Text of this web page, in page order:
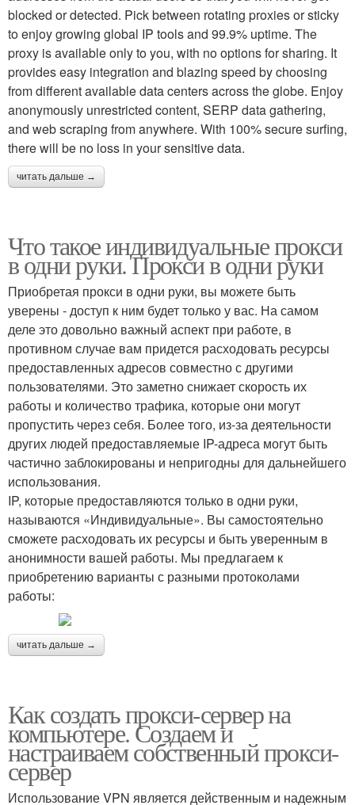
blocked or detected. Pick between rotating proxies or sticky
to enjoy growing global IP tools and 99.9% uptime. The
proxy is available only to you, with no options for sharing. It
provides easy integration and blazing speed by choosing
from different available data centers across the globe. Enjoy
anonymously unrestricted content, SERP data gathering,
and web scraping from anywhere. With 100% secure surfing,
there will be no loss in your sensitive data.
читать дальше →
Что такое индивидуальные прокси
в одни руки. Прокси в одни руки
Приобретая прокси в одни руки, вы можете быть
уверены - доступ к ним будет только у вас. На самом
деле это довольно важный аспект при работе, в
противном случае вам придется расходовать ресурсы
предоставленных адресов совместно с другими
пользователями. Это заметно снижает скорость их
работы и количество трафика, которые они могут
пропустить через себя. Более того, из-за деятельности
других людей предоставляемые IP-адреса могут быть
частично заблокированы и непригодны для дальнейшего
использования.
IP, которые предоставляются только в одни руки,
называются «Индивидуальные». Вы самостоятельно
сможете расходовать их ресурсы и быть уверенным в
анонимности вашей работы. Мы предлагаем к
приобретению варианты с разными протоколами
работы:
читать дальше →
Как создать прокси-сервер на
компьютере. Создаем и
настраиваем собственный прокси-
сервер
Использование VPN является действенным и надежным